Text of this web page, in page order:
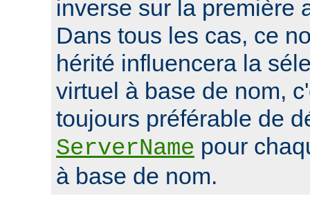
inverse sur la première
Dans tous les cas, ce
hérité influencera la
virtuel à base de nom,
toujours préférable de
ServerName pour
à base de nom.